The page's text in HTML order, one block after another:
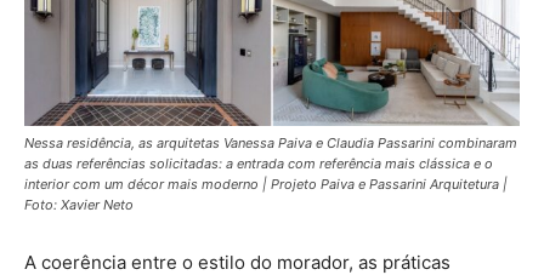
Nessa residência, as arquitetas Vanessa Paiva e Claudia Passarini combinaram
as duas referências solicitadas: a entrada com referência mais clássica e o
interior com um décor mais moderno | Projeto Paiva e Passarini Arquitetura |
Foto: Xavier Neto
A coerência entre o estilo do morador, as práticas